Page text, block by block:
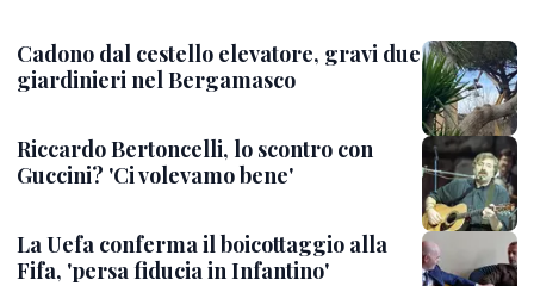
Cadono dal cestello elevatore, gravi due
giardinieri nel Bergamasco
Riccardo Bertoncelli, lo scontro con
Guccini? 'Ci volevamo bene'
La Uefa conferma il boicottaggio alla
Fifa, 'persa fiducia in Infantino'